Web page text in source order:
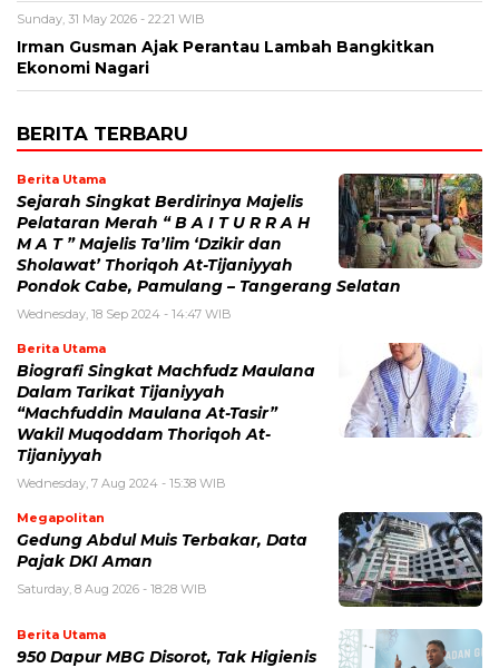
Sunday, 31 May 2026 - 22:21 WIB
Irman Gusman Ajak Perantau Lambah Bangkitkan
Ekonomi Nagari
BERITA TERBARU
Berita Utama
Sejarah Singkat Berdirinya Majelis
Pelataran Merah “ B A I T U R R A H
M A T ” Majelis Ta’lim ‘Dzikir dan
Sholawat’ Thoriqoh At-Tijaniyyah
Pondok Cabe, Pamulang – Tangerang Selatan
Wednesday, 18 Sep 2024 - 14:47 WIB
Berita Utama
Biografi Singkat Machfudz Maulana
Dalam Tarikat Tijaniyyah
“Machfuddin Maulana At-Tasir”
Wakil Muqoddam Thoriqoh At-
Tijaniyyah
Wednesday, 7 Aug 2024 - 15:38 WIB
Megapolitan
Gedung Abdul Muis Terbakar, Data
Pajak DKI Aman
Saturday, 8 Aug 2026 - 18:28 WIB
Berita Utama
950 Dapur MBG Disorot, Tak Higienis